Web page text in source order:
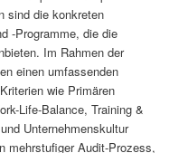
sind die konkreten
-Programme, die die
Im Rahmen der
einen umfassenden
wie Primären
Life-Balance, Training &
Unternehmenskultur
mehrstufiger Audit-Prozess,